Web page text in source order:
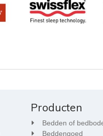
Producten
Bedden of
Beddengoed